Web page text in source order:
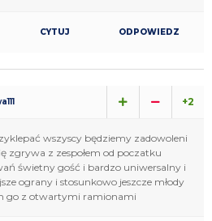
CYTUJ ODPOWIEDZ
+2
wszyscy będziemy zadowoleni
zgrywa z zespołem od poczatku
świetny gość i bardzo uniwersalny i
ograny i stosunkowo jeszcze młody
go z otwartymi ramionami